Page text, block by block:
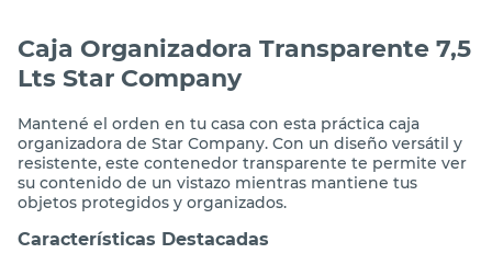
Caja Organizadora Transparente 7,5
Lts Star Company
Mantené el orden en tu casa con esta práctica caja
organizadora de Star Company. Con un diseño versátil y
resistente, este contenedor transparente te permite ver
su contenido de un vistazo mientras mantiene tus
objetos protegidos y organizados.
Características Destacadas